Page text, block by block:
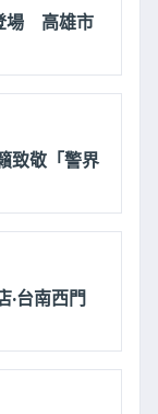
場 高雄市
致敬「警界
·台南西門